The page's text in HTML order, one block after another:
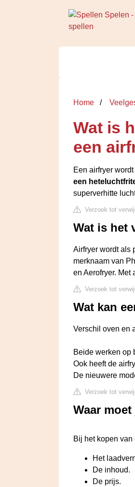
Home
Wat is
een
Een airfryer
een
superverhitte
Verzoek tot
Wat is het
Airfryer wordt als
merknaam van
en Aerofryer. Met
Verzoek tot
Wat kan
Verschil oven en
Beide werken op
Ook heeft de
De nieuwere
Verzoek tot
Waar
Bij het kopen
Het
De inhoud.
De prijs.